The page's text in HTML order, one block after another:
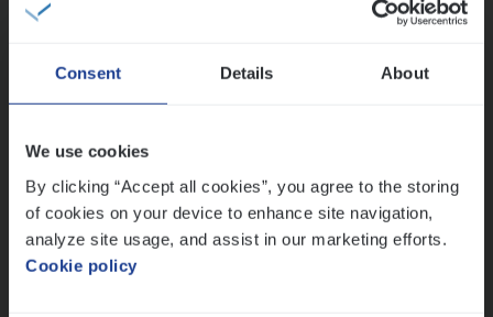
Consent Details About
We use cookies
By clicking “Accept all cookies”, you agree to the storing
of cookies on your device to enhance site navigation,
analyze site usage, and assist in our marketing efforts.
Cookie policy
Busi­ness Mana­ger Mari­ne Cargo
Antwerpen
Cus­to­mer Care Expert
Hospitalisatieverzekeringen
Customer Services